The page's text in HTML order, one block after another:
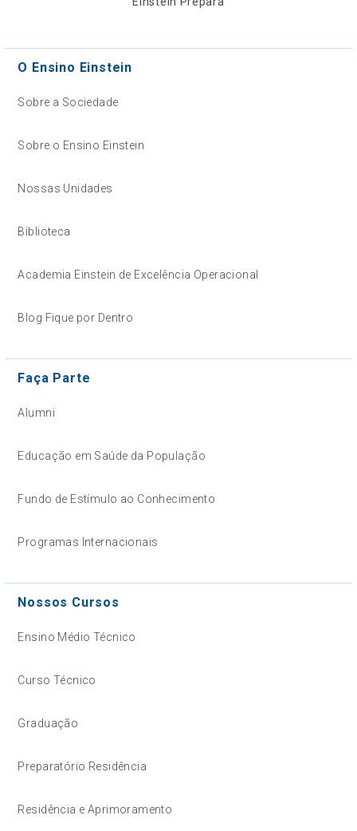
O Ensino Einstein
Sobre a Sociedade
Sobre o Ensino Einstein
Nossas Unidades
Biblioteca
Academia Einstein de Excelência Operacional
Blog Fique por Dentro
Faça Parte
Alumni
Educação em Saúde da População
Fundo de Estímulo ao Conhecimento
Programas Internacionais
Nossos Cursos
Ensino Médio Técnico
Curso Técnico
Graduação
Preparatório Residência
Residência e Aprimoramento